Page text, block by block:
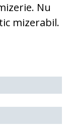
Nu
mizerabil.